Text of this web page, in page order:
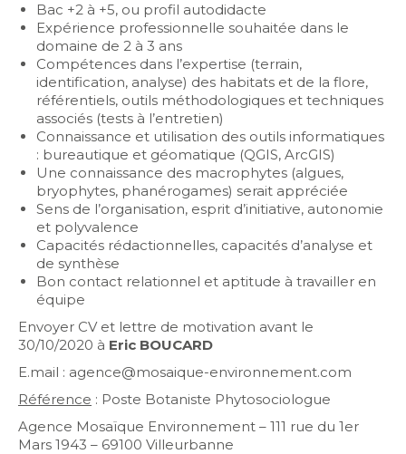
Bac +2 à +5, ou profil autodidacte
Expérience professionnelle souhaitée dans le
domaine de 2 à 3 ans
Compétences dans l’expertise (terrain,
identification, analyse) des habitats et de la flore,
référentiels, outils méthodologiques et techniques
associés (tests à l’entretien)
Connaissance et utilisation des outils informatiques
: bureautique et géomatique (QGIS, ArcGIS)
Une connaissance des macrophytes (algues,
bryophytes, phanérogames) serait appréciée
Sens de l’organisation, esprit d’initiative, autonomie
et polyvalence
Capacités rédactionnelles, capacités d’analyse et
de synthèse
Bon contact relationnel et aptitude à travailler en
équipe
Envoyer CV et lettre de motivation avant le
30/10/2020 à Eric BOUCARD
E.mail : agence@mosaique-environnement.com
Référence : Poste Botaniste Phytosociologue
Agence Mosaïque Environnement – 111 rue du 1er
Mars 1943 – 69100 Villeurbanne